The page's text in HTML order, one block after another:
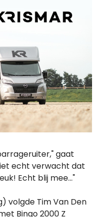
gaat
echt verwacht dat
Echt blij mee..."
volgde Tim Van Den
Bingo 2000 Z